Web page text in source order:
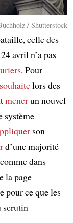
/ Shutterstock
celle des
avril n’a pas
. Pour
lors des
menerun nouvel
système
son
d’une majorité
dans
la page
pour ce que les